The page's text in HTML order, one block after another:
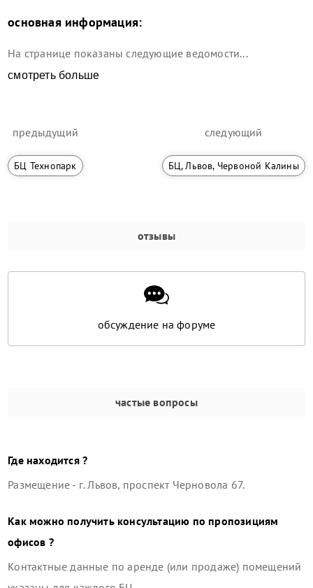
основная информация:
На странице показаны следующие ведомости...
смотреть больше
предыдущий
БЦ Технопарк
следующий
БЦ, Львов, Червоной Калины
отзывы
обсуждение на форуме
частые вопросы
Где находится ?
Размещение - г. Львов, проспект Черновола 67.
Как можно получить консультацию по пропозициям
офисов ?
Контактные данные по аренде (или продаже) помещений